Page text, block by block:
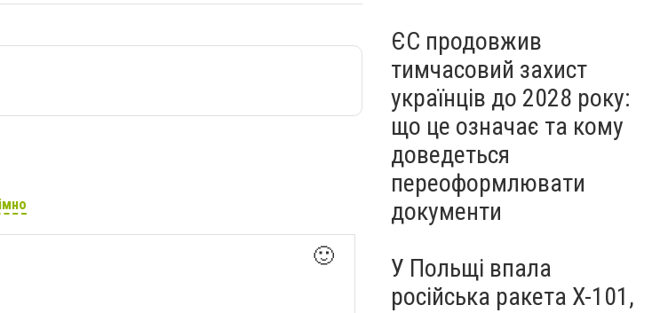
🙂
ЄС продовжив
тимчасовий захист
українців до 2028 року:
що це означає та кому
доведеться
переоформлювати
документи
У Польщі впала
російська ракета X-101,